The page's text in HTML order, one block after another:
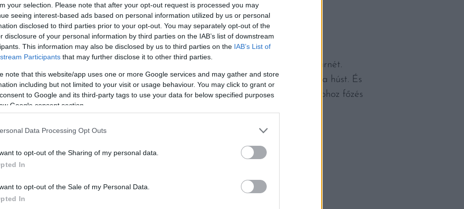
your selection. Please note that after your opt-out request is processed you may
seeing interest-based ads based on personal information utilized by us or personal
disclosed to third parties prior to your opt-out. You may separately opt-out of the
disclosure of your personal information by third parties on the IAB’s list of downstream
This information may also be disclosed by us to third parties on the IAB’s List of
Participants that may further disclose it to other third parties.
note that this website/app uses one or more Google services and may gather and store
including but not limited to your visit or usage behaviour. You may click to grant or
to Google and its third-party tags to use your data for below specified purposes
Google consent section.
Data Processing Opt Outs
to opt-out of the Sharing of my personal data.
In
to opt-out of the Sale of my Personal Data.
In
kávé is egy földes, pörkölt ízzel teszi ínycsiklandóan érdekessé a chili con carnét.
ad az aromáknak és kiemeli a chilit, a kávé segít igazán puhává varázsolni a húst. És
le egy adag eszpresszót, vagy keverjünk egy kanálnyi őrölt kávét a babhoz főzés